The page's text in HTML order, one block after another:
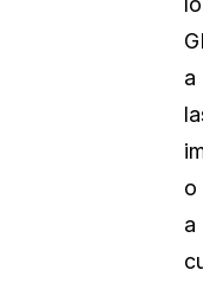
a
o
a